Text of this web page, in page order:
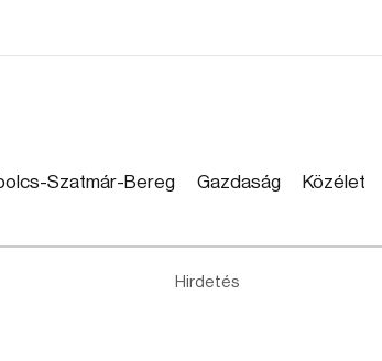
Szatmár-Bereg Gazdaság Közélet
Hirdetés